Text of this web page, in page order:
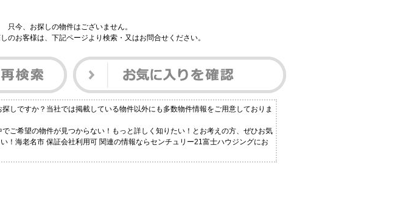
只今、お探しの物件はございません。
のお客様は、下記ページより検索・又はお問合せください。
しですか？当社では掲載している物件以外にも多数物件情報をご用意しておりま
ご希望の物件が見つからない！もっと詳しく知りたい！とお考えの方、ぜひお気
！海老名市 保証会社利用可 関連の情報ならセンチュリー21富士ハウジングにお